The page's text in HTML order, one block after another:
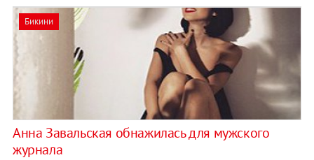
Бикини
Анна Завальская обнажилась для мужского
журнала